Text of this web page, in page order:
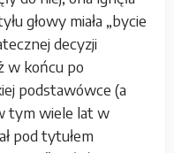
głowy miała „bycie
decyzji
w końcu po
podstawówce (a
tym wiele lat w
pod tytułem